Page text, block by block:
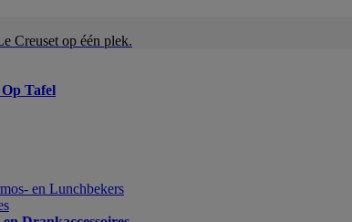
Creuset op één plek.
Tafel
en Lunchbekers